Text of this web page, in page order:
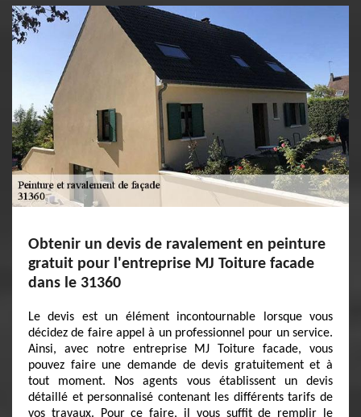
Obtenir un devis de ravalement en peinture
gratuit pour l'entreprise MJ Toiture facade
dans le 31360
Le devis est un élément incontournable lorsque vous
décidez de faire appel à un professionnel pour un service.
Ainsi, avec notre entreprise MJ Toiture facade, vous
pouvez faire une demande de devis gratuitement et à
tout moment. Nos agents vous établissent un devis
détaillé et personnalisé contenant les différents tarifs de
vos travaux. Pour ce faire, il vous suffit de remplir le